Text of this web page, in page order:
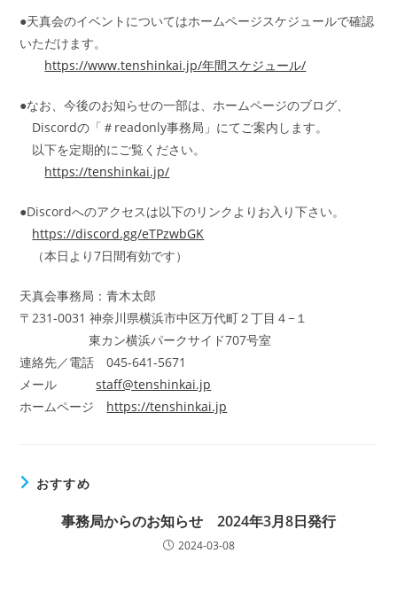
●天真会のイベントについてはホームページスケジュールで確認
いただけます。
https://www.tenshinkai.jp/年間スケジュール/
●なお、今後のお知らせの一部は、ホームページのブログ、
Discordの「＃readonly事務局」にてご案内します。
以下を定期的にご覧ください。
https://tenshinkai.jp/
●Discordへのアクセスは以下のリンクよりお入り下さい。
https://discord.gg/eTPzwbGK
（本日より7日間有効です）
天真会事務局：青木太郎
〒231-0031 神奈川県横浜市中区万代町２丁目４−１
東カン横浜パークサイド707号室
連絡先／電話 045-641-5671
メールstaff@tenshinkai.jp
ホームページ https://tenshinkai.jp
おすすめ
事務局からのお知らせ 2024年3月8日発行
2024-03-08